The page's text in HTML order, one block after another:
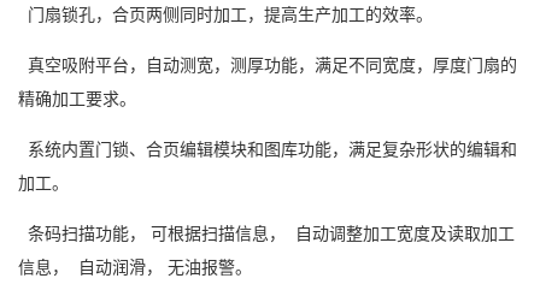
门扇锁孔，合页两侧同时加工，提高生产加工的效率。
真空吸附平台，自动测宽，测厚功能，满足不同宽度，厚度门扇的
精确加工要求。
系统内置门锁、合页编辑模块和图库功能，满足复杂形状的编辑和
加工。
条码扫描功能， 可根据扫描信息， 自动调整加工宽度及读取加工
信息， 自动润滑， 无油报警。